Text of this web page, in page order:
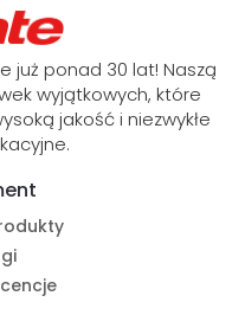
już ponad 30 lat! Naszą
wyjątkowych, które
jakość i niezwykłe